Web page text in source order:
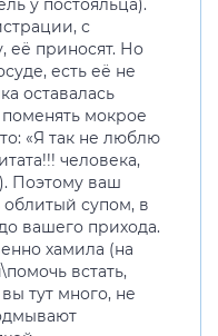
у постояльца).
с
её приносят. Но
есть её не
оставалась
поменять мокрое
«Я так не люблю
человека,
Поэтому ваш
супом, в
вашего прихода.
хамила (на
встать,
тут много, не